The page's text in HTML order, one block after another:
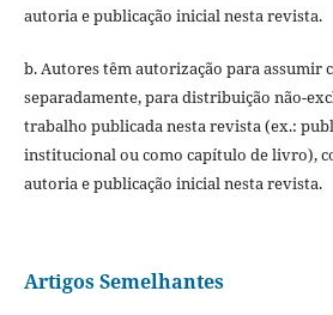
autoria e publicação inicial nesta revista.
b. Autores têm autorização para assumir
separadamente, para distribuição não-
trabalho publicada nesta revista (ex.:
institucional ou como capítulo de livro),
autoria e publicação inicial nesta revista.
Artigos Semelhantes